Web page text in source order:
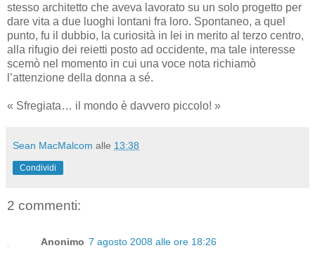
stesso architetto che aveva lavorato su un solo progetto per
dare vita a due luoghi lontani fra loro. Spontaneo, a quel
punto, fu il dubbio, la curiosità in lei in merito al terzo centro,
alla rifugio dei reietti posto ad occidente, ma tale interesse
scemò nel momento in cui una voce nota richiamò
l’attenzione della donna a sé.
« Sfregiata… il mondo è davvero piccolo! »
Sean MacMalcom alle 13:38
Condividi
2 commenti:
Anonimo 7 agosto 2008 alle ore 18:26